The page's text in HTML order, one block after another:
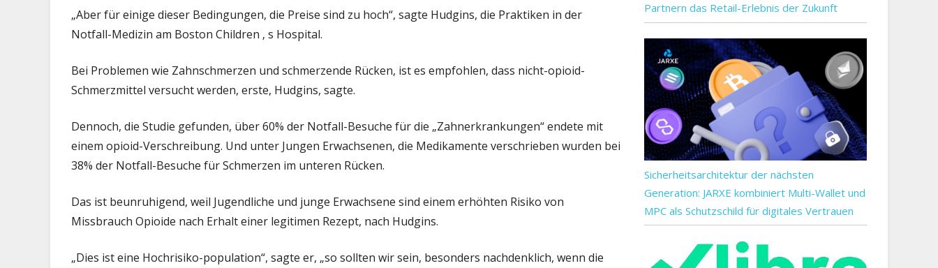
„Aber für einige dieser Bedingungen, die Preise sind zu hoch“, sagte Hudgins, die Praktiken in der
Notfall-Medizin am Boston Children ‚ s Hospital.
Bei Problemen wie Zahnschmerzen und schmerzende Rücken, ist es empfohlen, dass nicht-opioid-
Schmerzmittel versucht werden, erste, Hudgins, sagte.
Dennoch, die Studie gefunden, über 60% der Notfall-Besuche für die „Zahnerkrankungen“ endete mit
einem opioid-Verschreibung. Und unter Jungen Erwachsenen, die Medikamente verschrieben wurden bei
38% der Notfall-Besuche für Schmerzen im unteren Rücken.
Das ist beunruhigend, weil Jugendliche und junge Erwachsene sind einem erhöhten Risiko von
Missbrauch Opioide nach Erhalt einer legitimen Rezept, nach Hudgins.
„Dies ist eine Hochrisiko-population“, sagte er, „so sollten wir sein, besonders nachdenklich, wenn die
Partnern das Retail-Erlebnis der Zukunft
Sicherheitsarchitektur der nächsten
Generation: JARXE kombiniert Multi-Wallet und
MPC als Schutzschild für digitales Vertrauen